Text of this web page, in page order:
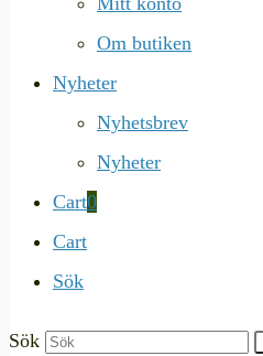
Om butiken
Nyheter
Nyhetsbrev
Nyheter
Cart0
Cart
Sök
Sök